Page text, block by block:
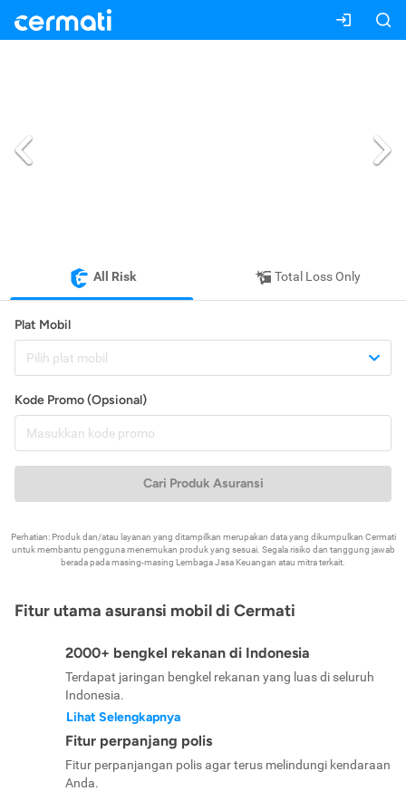
All Risk Total Loss Only
Plat Mobil
Pilih plat mobil
Kode Promo (Opsional)
Cari Produk Asuransi
Perhatian: Produk dan/atau layanan yang ditampilkan merupakan data yang dikumpulkan Cermati
untuk membantu pengguna menemukan produk yang sesuai. Segala risiko dan tanggung jawab
berada pada masing-masing Lembaga Jasa Keuangan atau mitra terkait.
Fitur utama asuransi mobil di Cermati
2000+ bengkel rekanan di Indonesia
Terdapat jaringan bengkel rekanan yang luas di seluruh
Indonesia.
Lihat Selengkapnya
Fitur perpanjang polis
Fitur perpanjangan polis agar terus melindungi kendaraan
Anda.